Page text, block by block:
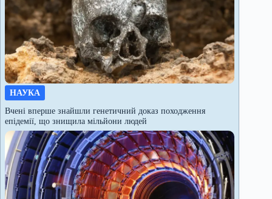
НАУКА
Вчені вперше знайшли генетичний доказ походження
епідемії, що знищила мільйони людей